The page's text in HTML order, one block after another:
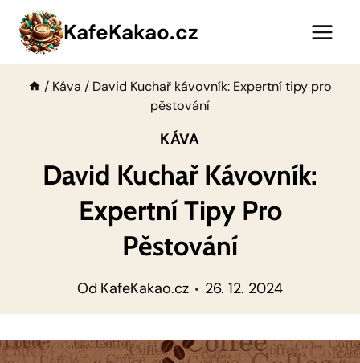
Přeskočit
obsah
KafeKakao.cz
/ Káva / David Kuchař kávovník: Expertní tipy pro
pěstování
KÁVA
David Kuchař Kávovník:
Expertní Tipy Pro
Pěstování
Od KafeKakao.cz 26. 12. 2024